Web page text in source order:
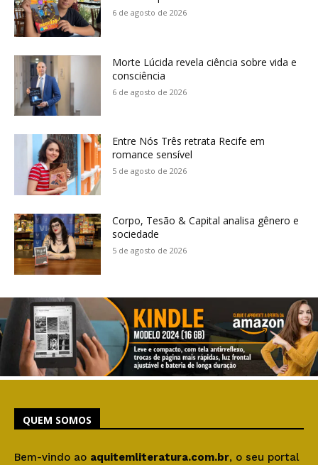
6 de agosto de 2026
Morte Lúcida revela ciência sobre vida e
consciência
6 de agosto de 2026
Entre Nós Três retrata Recife em
romance sensível
5 de agosto de 2026
Corpo, Tesão & Capital analisa gênero e
sociedade
5 de agosto de 2026
QUEM SOMOS
Bem-vindo ao aquitemliteratura.com.br, o seu portal